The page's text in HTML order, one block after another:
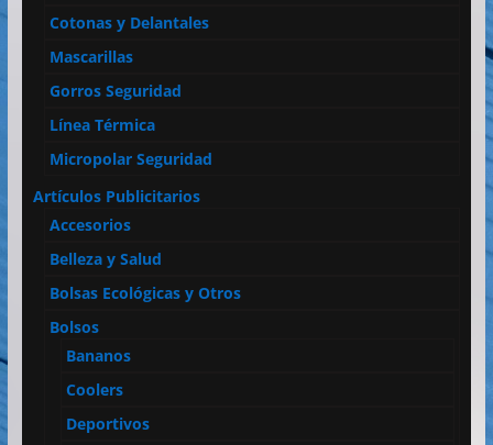
Cotonas y Delantales
Mascarillas
Gorros Seguridad
Línea Térmica
Micropolar Seguridad
Artículos Publicitarios
Accesorios
Belleza y Salud
Bolsas Ecológicas y Otros
Bolsos
Bananos
Coolers
Deportivos